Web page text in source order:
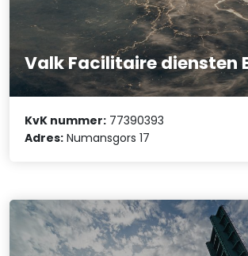
Valk Facilitaire diensten
KvK nummer: 77390393
Adres: Numansgors 17